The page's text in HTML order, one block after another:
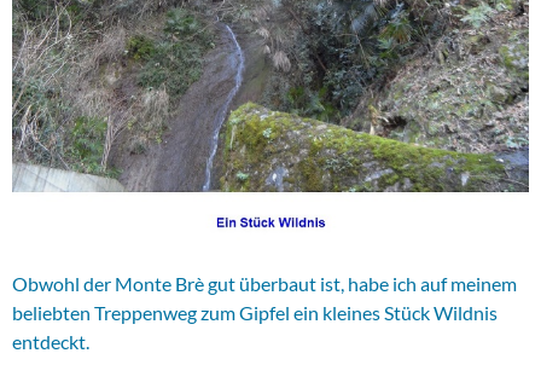
Obwohl der Monte Brè gut überbaut ist, habe ich auf meinem
beliebten Treppenweg zum Gipfel ein kleines Stück Wildnis
entdeckt.